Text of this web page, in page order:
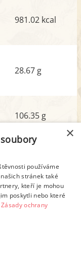
981.02 kcal
28.67 g
106.35 g
35.89 g
46.08 g
22.20 g
×
používáme
stránek také
kteří je mohou
poskytli nebo které
Zásady ochrany